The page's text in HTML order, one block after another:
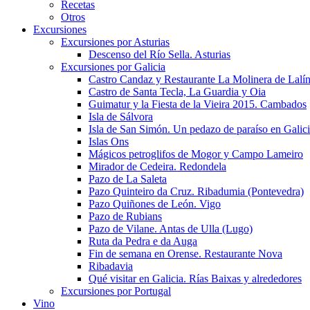
Recetas
Otros
Excursiones
Excursiones por Asturias
Descenso del Río Sella. Asturias
Excursiones por Galicia
Castro Candaz y Restaurante La Molinera de Lalín
Castro de Santa Tecla, La Guardia y Oia
Guimatur y la Fiesta de la Vieira 2015. Cambados
Isla de Sálvora
Isla de San Simón. Un pedazo de paraíso en
Islas Ons
Mágicos petroglifos de Mogor y Campo Lameiro
Mirador de Cedeira. Redondela
Pazo de La Saleta
Pazo Quinteiro da Cruz. Ribadumia (Pontevedra)
Pazo Quiñones de León. Vigo
Pazo de Rubians
Pazo de Vilane. Antas de Ulla (Lugo)
Ruta da Pedra e da Auga
Fin de semana en Orense. Restaurante Nova
Ribadavia
Qué visitar en Galicia. Rías Baixas y alrededores
Excursiones por Portugal
Vino